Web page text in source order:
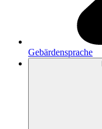
Gebärdensprache